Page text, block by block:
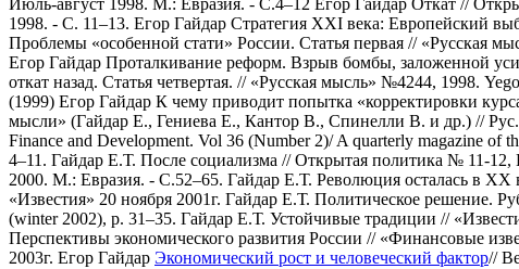
Июль-август 1998. М.: Евразия. - С.4–12 Егор Гайдар Откат //
1998. - С. 11–13. Егор Гайдар Стратегия ХХI века: Европейский
Проблемы «особенной стати» России. Статья первая // «Русская
Егор Гайдар Проталкивание реформ. Взрыв бомбы, заложенной
откат назад. Статья четвертая. // «Русская мысль» №4244, 1998.
(1999) Егор Гайдар К чему приводит попытка «корректировки
мысли» (Гайдар Е., Гениева Е., Кантор В., Спинелли В. и др.) //
Finance and Development. Vol 36 (Number 2)/ A quarterly magazine of
4–11. Гайдар Е.Т. После социализма // Открытая политика № 11-
2000. М.: Евразия. - С.52–65. Гайдар Е.Т. Революция осталась в
«Известия» 20 ноября 2001г. Гайдар Е.Т. Политическое решение.
(winter 2002), p. 31–35. Гайдар Е.Т. Устойчивые традиции //
Перспективы экономического развития России // «Финансовые
2003г. Егор Гайдар Экономический рост и человеческий фактор//